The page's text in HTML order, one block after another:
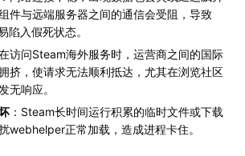
件与远端服务器之间的通信会受阻，导致
入假死状态。
在访问Steam海外服务时，运营商之间的国际
挤，使请求无法顺利抵达，尤其在浏览社区
无响应。
：Steam长时间运行积累的临时文件或下载
webhelper正常加载，造成进程卡住。